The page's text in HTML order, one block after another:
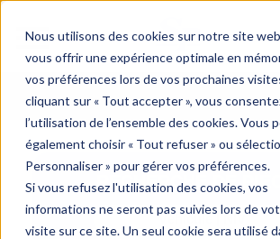
Nous utilisons des cookies sur notre site
vous offrir une expérience optimale en
vos préférences lors de vos prochaines
cliquant sur « Tout accepter », vous
l’utilisation de l’ensemble des cookies. Vous
également choisir « Tout refuser » ou
Personnaliser » pour gérer vos préférences.
Si vous refusez l'utilisation des cookies, vos
informations ne seront pas suivies lors de
visite sur ce site. Un seul cookie sera utilisé
menu
RECHERCHE DE
Véhicule | NIV